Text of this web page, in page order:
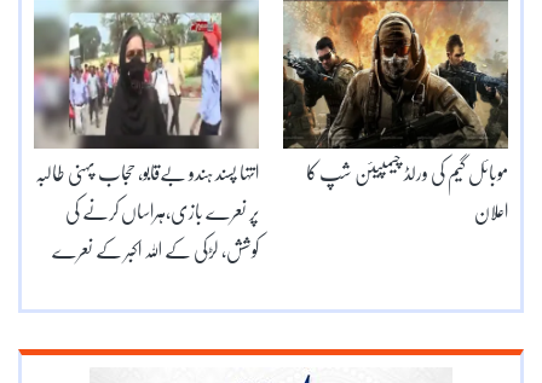
انتہا پسند ہندو بےقابو، حجاب پہنی طالبہ
پر نعرے بازی،ہراساں کرنے کی
کوشش، لڑکی کے اللہ اکبر کے نعرے
موبائل گیم کی ورلڈ چیمپیئن شپ کا
اعلان